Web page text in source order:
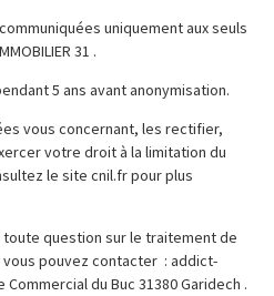
uniquement aux seuls
31 .
5 ans avant anonymisation.
vous concernant, les rectifier,
votre droit à la limitation du
le site cnil.fr pour plus
question sur le traitement de
pouvez contacter : addict-
Commercial du Buc 31380 Garidech .